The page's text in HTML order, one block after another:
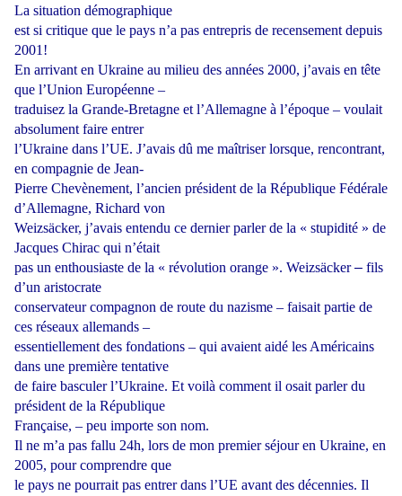
La situation démographique
est si critique que le pays n’a pas entrepris de recensement depuis
2001!
En arrivant en Ukraine au milieu des années 2000, j’avais en tête
que l’Union Européenne –
traduisez la Grande-Bretagne et l’Allemagne à l’époque – voulait
absolument faire entrer
l’Ukraine dans l’UE. J’avais dû me maîtriser lorsque, rencontrant,
en compagnie de Jean-
Pierre Chevènement, l’ancien président de la République Fédérale
d’Allemagne, Richard von
Weizsäcker, j’avais entendu ce dernier parler de la « stupidité » de
Jacques Chirac qui n’était
pas un enthousiaste de la « révolution orange ». Weizsäcker– fils
d’un aristocrate
conservateur compagnon de route du nazisme – faisait partie de
ces réseaux allemands –
essentiellement des fondations – qui avaient aidé les Américains
dans une première tentative
de faire basculer l’Ukraine. Et voilà comment il osait parler du
président de la République
Française, – peu importe son nom.
Il ne m’a pas fallu 24h, lors de mon premier séjour en Ukraine, en
2005, pour comprendre que
le pays ne pourrait pas entrer dans l’UE avant des décennies. Il